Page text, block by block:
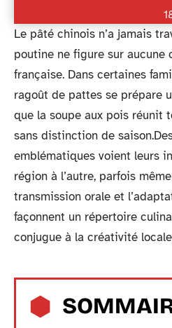
Le pâté chinois n’a jamais
poutine ne figure sur
française. Dans certaines
ragoût de pattes se prépare
que la soupe aux pois réunit
sans distinction de
emblématiques voient leurs
région à l’autre, parfois
transmission orale et
façonnent un répertoire
conjugue à la créativité